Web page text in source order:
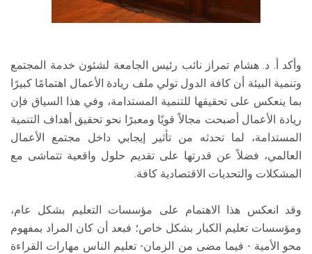
وأكد أ. د. هشام تمراز نائب رئيس الجامعة لشئون خدمة المجتمع
وتنمية البيئة أن كافة الدول تولي ملف ريادة الأعمال اهتمامًا كبيرًا
بما ينعكس على تحقيقها للتنمية المستدامة، وفي هذا السياق فإن
ريادة الأعمال أصبحت مجالاً قويًا ومعبرًا نحو تحقيق أهداف التنمية
المستدامة، لما تحدثه من تأثير إيجابي داخل مجتمع الأعمال
العالمي، فضلاً عن قدرتها على تقديم حلول واقعية تتماشى مع
المشكلات والتحديات الاقتصادية كافة.
وقد انعكس هذا الاهتمام على مؤسسات التعليم بشكل عام،
ومؤسسات تعليم الكبار بشكل خاص؛ فبعد أن كان المراد بمفهوم
محو الأمية - فيما مضى من الزمان- تعليم الناس مهارات القراءة